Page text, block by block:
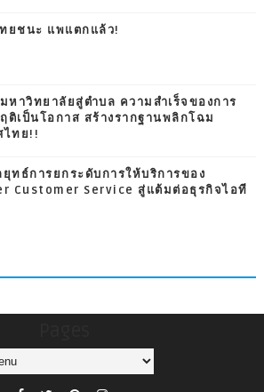
ยชนะ แพแตกแล้ว!
มหาวิทยาลัยสู่ตำบล ความสำเร็จของการ
ติเป็นโอกาส สร้างรากฐานพลิกโฉม
ไทย!!
ยุทธ์การยกระดับการให้บริการของ
Customer Service สู่แต้มต่อธุรกิจไอที